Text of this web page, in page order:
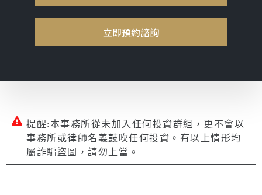
立即預約諮詢
提醒:本事務所從未加入任何投資群組，更不會以
事務所或律師名義鼓吹任何投資。有以上情形均
屬詐騙盜圖，請勿上當。